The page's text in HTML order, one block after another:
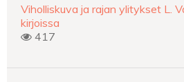
Viholliskuva ja rajan ylitykset L.
kirjoissa
417